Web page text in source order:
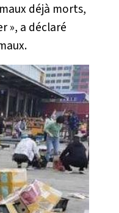
déjà morts,
», a déclaré